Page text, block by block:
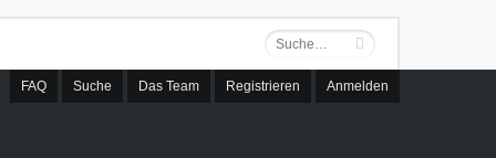
FAQ Suche Das Team Registrieren Anmelden